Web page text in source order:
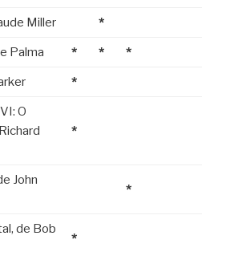
Miller *
Palma * * *
*
O
*
John
*
de Bob
*